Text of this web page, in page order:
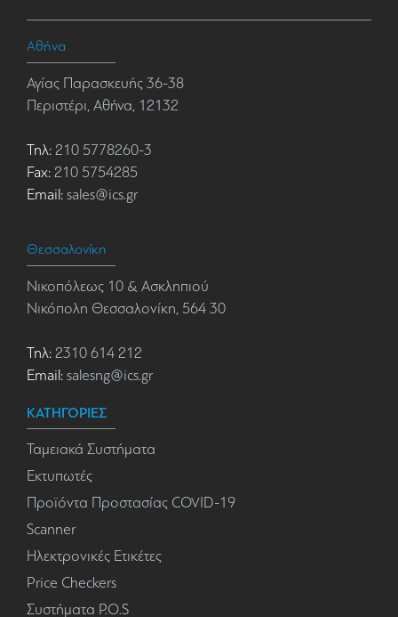
Αθήνα
Αγίας Παρασκευής 36-38
Περιστέρι, Αθήνα, 12132
Τηλ: 210 5778260-3
Fax: 210 5754285
Email: sales@ics.gr
Θεσσαλονίκη
Νικοπόλεως 10 & Ασκληπιού
Νικόπολη Θεσσαλονίκη, 564 30
Τηλ: 2310 614 212
Email: salesng@ics.gr
ΚΑΤΗΓΟΡΙΕΣ
Ταμειακά Συστήματα
Εκτυπωτές
Προϊόντα Προστασίας COVID-19
Scanner
Ηλεκτρονικές Ετικέτες
Price Checkers
Συστήματα P.O.S